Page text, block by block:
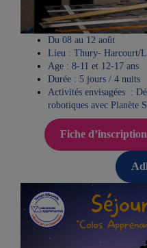
Du 08 au 12 août
Lieu : Thury- Harcourt/
Age : 8-11 et 12-17 ans
Durée : 5 jours / 4 nuits
Activités envisagées :
robotiques avec Planète
Fiche d’inscription